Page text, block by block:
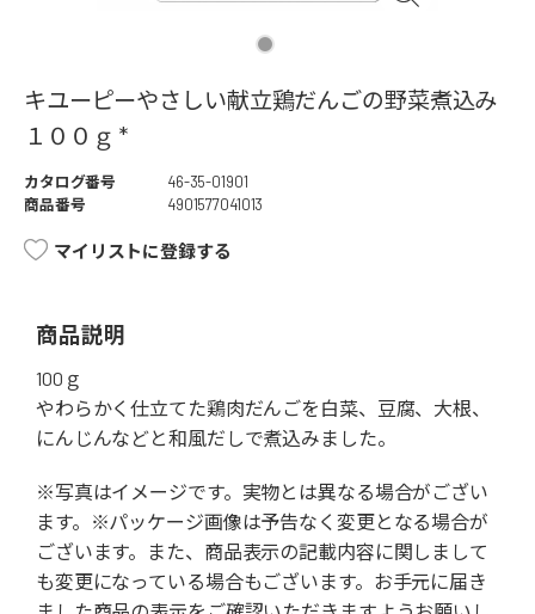
キユーピーやさしい献立鶏だんごの野菜煮込み
１００ｇ *
カタログ番号
46-35-01901
商品番号
4901577041013
マイリストに登録する
商品説明
100ｇ
やわらかく仕立てた鶏肉だんごを白菜、豆腐、大根、
にんじんなどと和風だしで煮込みました。
※写真はイメージです。実物とは異なる場合がござい
ます。※パッケージ画像は予告なく変更となる場合が
ございます。また、商品表示の記載内容に関しまして
も変更になっている場合もございます。お手元に届き